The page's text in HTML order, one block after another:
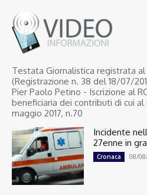
Testata Giornalistica registrata
(Registrazione n. 38 del 18/07/
Pier Paolo Petino - Iscrizione al
beneficiaria dei contributi di cui
maggio 2017, n.70
Incidente
27enne in
Cronaca 08/